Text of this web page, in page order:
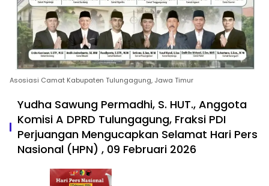
Asosiasi Camat Kabupaten Tulungagung, Jawa Timur
Yudha Sawung Permadhi, S. HUT., Anggota
Komisi A DPRD Tulungagung, Fraksi PDI
Perjuangan Mengucapkan Selamat Hari Pers
Nasional (HPN) , 09 Februari 2026